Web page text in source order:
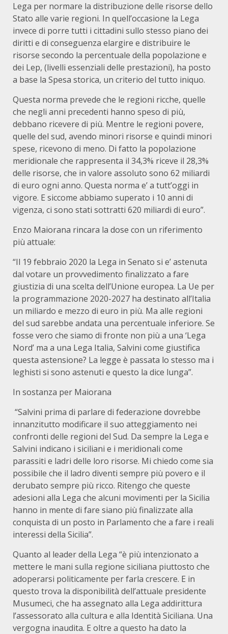
Lega per normare la distribuzione delle risorse dello
Stato alle varie regioni. In quell’occasione la Lega
invece di porre tutti i cittadini sullo stesso piano dei
diritti e di conseguenza elargire e distribuire le
risorse secondo la percentuale della popolazione e
dei Lep, (livelli essenziali delle prestazioni), ha posto
a base la Spesa storica, un criterio del tutto iniquo.
Questa norma prevede che le regioni ricche, quelle
che negli anni precedenti hanno speso di più,
debbano ricevere di più. Mentre le regioni povere,
quelle del sud, avendo minori risorse e quindi minori
spese, ricevono di meno. Di fatto la popolazione
meridionale che rappresenta il 34,3% riceve il 28,3%
delle risorse, che in valore assoluto sono 62 miliardi
di euro ogni anno. Questa norma e’ a tutt’oggi in
vigore. E siccome abbiamo superato i 10 anni di
vigenza, ci sono stati sottratti 620 miliardi di euro”.
Enzo Maiorana rincara la dose con un riferimento
più attuale:
“Il 19 febbraio 2020 la Lega in Senato si e’ astenuta
dal votare un provvedimento finalizzato a fare
giustizia di una scelta dell’Unione europea. La Ue per
la programmazione 2020-2027 ha destinato all’Italia
un miliardo e mezzo di euro in più. Ma alle regioni
del sud sarebbe andata una percentuale inferiore. Se
fosse vero che siamo di fronte non più a una ‘Lega
Nord’ ma a una Lega Italia, Salvini come giustifica
questa astensione? La legge è passata lo stesso ma i
leghisti si sono astenuti e questo la dice lunga”.
In sostanza per Maiorana
“Salvini prima di parlare di federazione dovrebbe
innanzitutto modificare il suo atteggiamento nei
confronti delle regioni del Sud. Da sempre la Lega e
Salvini indicano i siciliani e i meridionali come
parassiti e ladri delle loro risorse. Mi chiedo come sia
possibile che il ladro diventi sempre più povero e il
derubato sempre più ricco. Ritengo che queste
adesioni alla Lega che alcuni movimenti per la Sicilia
hanno in mente di fare siano più finalizzate alla
conquista di un posto in Parlamento che a fare i reali
interessi della Sicilia”.
Quanto al leader della Lega “è più intenzionato a
mettere le mani sulla regione siciliana piuttosto che
adoperarsi politicamente per farla crescere. E in
questo trova la disponibilità dell’attuale presidente
Musumeci, che ha assegnato alla Lega addirittura
l’assessorato alla cultura e alla Identità Siciliana. Una
vergogna inaudita. E oltre a questo ha dato la